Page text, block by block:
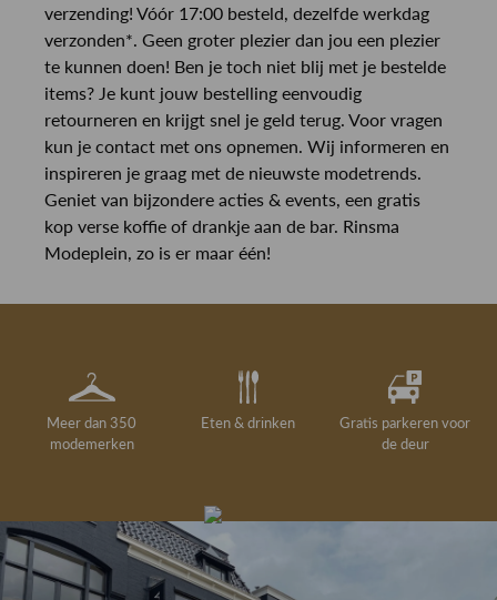
verzending! Vóór 17:00 besteld, dezelfde werkdag
verzonden*. Geen groter plezier dan jou een plezier
te kunnen doen! Ben je toch niet blij met je bestelde
items? Je kunt jouw bestelling eenvoudig
retourneren en krijgt snel je geld terug. Voor vragen
kun je contact met ons opnemen. Wij informeren en
inspireren je graag met de nieuwste modetrends.
Geniet van bijzondere acties & events, een gratis
kop verse koffie of drankje aan de bar. Rinsma
Modeplein, zo is er maar één!
Meer dan 350
modemerken
Eten & drinken
Gratis parkeren voor
de deur
drankje
Gratis retourneren in
de winkel
Deskundig
kledingadvies